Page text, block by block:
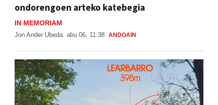
ondorengoen arteko katebegia
IN MEMORIAM
Jon Ander Ubeda abu 06, 11:38 ANDOAIN